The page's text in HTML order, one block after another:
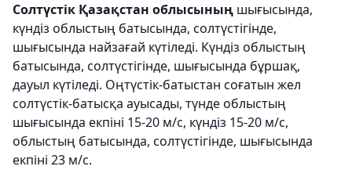
Солтүстік Қазақстан облысының шығысында,
күндіз облыстың батысында, солтүстігінде,
шығысында найзағай күтіледі. Күндіз облыстың
батысында, солтүстігінде, шығысында бұршақ,
дауыл күтіледі. Оңтүстік-батыстан соғатын жел
солтүстік-батысқа ауысады, түнде облыстың
шығысында екпіні 15-20 м/с, күндіз 15-20 м/с,
облыстың батысында, солтүстігінде, шығысында
екпіні 23 м/с.